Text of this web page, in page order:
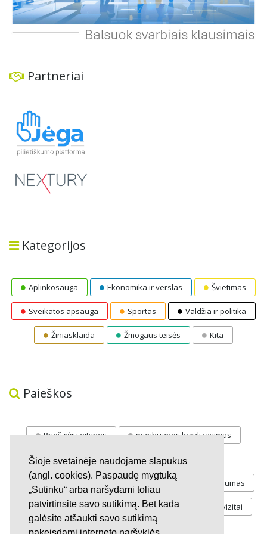
Šioje svetainėje naudojame slapukus
(angl. cookies). Paspaudę mygtuką
„Sutinku“ arba naršydami toliau
patvirtinsite savo sutikimą. Bet kada
galėsite atšaukti savo sutikimą
Partneriai
Kategorijos
Aplinkosauga Ekonomika ir verslas Švietimas
Sveikatos apsauga Sportas Valdžia ir politika
Žiniasklaida Žmogaus teisės Kita
Paieškos
Prieš gėju eitynes marihuanos legalizavimas
STOP vaiku atemimas
Pilnos moksleivių vasaros atostogos referendumas
Keliu jaunystės Valandos Rekvizitai
Investicijos